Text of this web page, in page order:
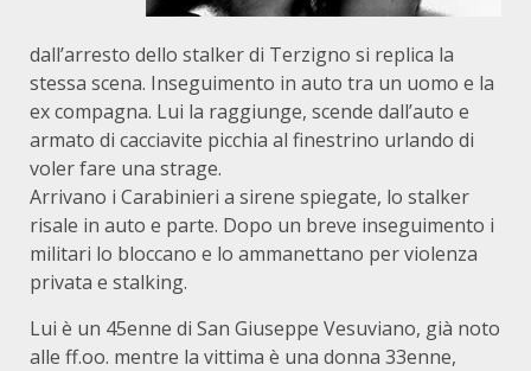
dall’arresto dello stalker di Terzigno si replica la
stessa scena. Inseguimento in auto tra un uomo e la
ex compagna. Lui la raggiunge, scende dall’auto e
armato di cacciavite picchia al finestrino urlando di
voler fare una strage.
Arrivano i Carabinieri a sirene spiegate, lo stalker
risale in auto e parte. Dopo un breve inseguimento i
militari lo bloccano e lo ammanettano per violenza
privata e stalking.
Lui è un 45enne di San Giuseppe Vesuviano, già noto
alle ff.oo. mentre la vittima è una donna 33enne,